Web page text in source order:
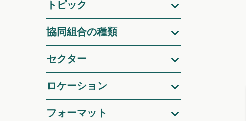
ィ
ル
タ
トピック
協同組合の種類
セクター
ロケーション
フォーマット